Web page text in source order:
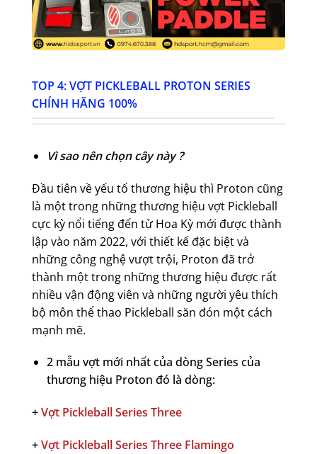
TOP 4: VỢT PICKLEBALL PROTON SERIES
CHÍNH HÃNG 100%
Vì sao nên chọn cây này ?
Đầu tiên về yếu tố thương hiệu thì Proton cũng
là một trong những thương hiệu vợt Pickleball
cực kỳ nổi tiếng đến từ Hoa Kỳ mới được thành
lập vào năm 2022, với thiết kế đặc biệt và
những công nghệ vượt trội, Proton đã trở
thành một trong những thương hiệu được rất
nhiều vận động viên và những người yêu thích
bộ môn thể thao Pickleball săn đón một cách
mạnh mẽ.
2 mẫu vợt mới nhất của dòng Series của
thương hiệu Proton đó là dòng:
+Vợt Pickleball Series Three
+Vợt Pickleball Series Three Flamingo